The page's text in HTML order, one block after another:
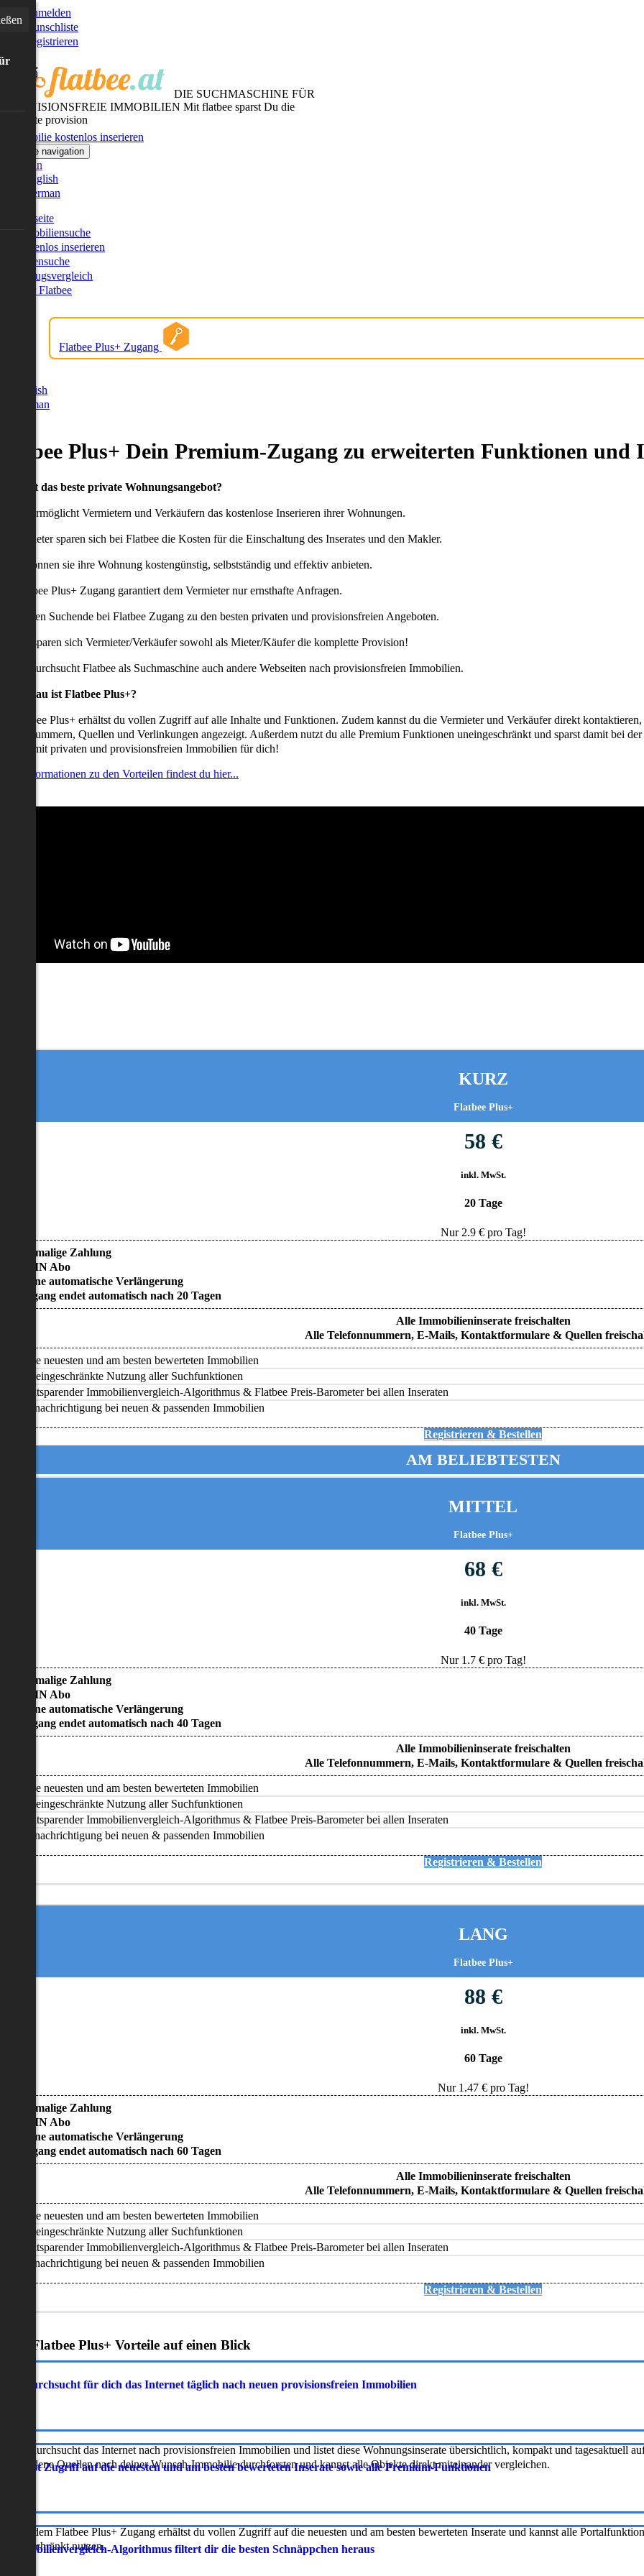
Anmelden
Wunschliste
Registrieren
DIE SUCHMASCHINE FÜR
PROVISIONSFREIE IMMOBILIEN Mit flatbee sparst Du die
gesamte provision
Immobilie kostenlos inserieren
Toggle navigation
German
English
German
Startseite
Immobiliensuche
Kostenlos inserieren
Kartensuche
Umzugsvergleich
Über Flatbee
Flatbee Plus+ Zugang
English
German
Plus+ Dein Premium-Zugang zu erweiterten Funktionen und
willst das beste private Wohnungsangebot?
ermöglicht Vermietern und Verkäufern das kostenlose Inserieren ihrer Wohnungen.
Anbieter sparen sich bei Flatbee die Kosten für die Einschaltung des Inserates und den Makler.
können sie ihre Wohnung kostengünstig, selbstständig und effektiv anbieten.
Flatbee Plus+ Zugang garantiert dem Vermieter nur ernsthafte Anfragen.
erhalten Suchende bei Flatbee Zugang zu den besten privaten und provisionsfreien Angeboten.
uns sparen sich Vermieter/Verkäufer sowohl als Mieter/Käufer die komplette Provision!
durchsucht Flatbee als Suchmaschine auch andere Webseiten nach provisionsfreien Immobilien.
genau ist Flatbee Plus+?
Flatbee Plus+ erhältst du vollen Zugriff auf alle Inhalte und Funktionen. Zudem kannst du die Vermieter und Verkäufer direkt
Quellen und Verlinkungen angezeigt. Außerdem nutzt du alle Premium Funktionen uneingeschränkt und sparst damit bei
mit privaten und provisionsfreien Immobilien für dich!
Informationen zu den Vorteilen findest du hier...
KURZ
Flatbee Plus+
58 €
inkl. MwSt.
20 Tage
Nur 2.9€ pro Tag!
• Einmalige Zahlung
• KEIN Abo
• Keine automatische Verlängerung
• Zugang endet automatisch nach 20 Tagen
Alle Immobilieninserate freischalten
Alle Telefonnummern, E-Mails, Kontaktformulare & Quellen
Alle neuesten und am besten bewerteten Immobilien
Uneingeschränkte Nutzung aller Suchfunktionen
Zeitsparender Immobilienvergleich-Algorithmus & Flatbee Preis-Barometer bei allen Inseraten
Benachrichtigung bei neuen & passenden Immobilien
Registrieren & Bestellen
AM BELIEBTESTEN
MITTEL
Flatbee Plus+
68 €
inkl. MwSt.
40 Tage
Nur 1.7€ pro Tag!
• Einmalige Zahlung
• KEIN Abo
• Keine automatische Verlängerung
• Zugang endet automatisch nach 40 Tagen
Alle Immobilieninserate freischalten
Alle Telefonnummern, E-Mails, Kontaktformulare & Quellen
Alle neuesten und am besten bewerteten Immobilien
Uneingeschränkte Nutzung aller Suchfunktionen
Zeitsparender Immobilienvergleich-Algorithmus & Flatbee Preis-Barometer bei allen Inseraten
Benachrichtigung bei neuen & passenden Immobilien
Registrieren & Bestellen
LANG
Flatbee Plus+
88 €
inkl. MwSt.
60 Tage
Nur 1.47€ pro Tag!
• Einmalige Zahlung
• KEIN Abo
• Keine automatische Verlängerung
• Zugang endet automatisch nach 60 Tagen
Alle Immobilieninserate freischalten
Alle Telefonnummern, E-Mails, Kontaktformulare & Quellen
Alle neuesten und am besten bewerteten Immobilien
Uneingeschränkte Nutzung aller Suchfunktionen
Zeitsparender Immobilienvergleich-Algorithmus & Flatbee Preis-Barometer bei allen Inseraten
Benachrichtigung bei neuen & passenden Immobilien
Registrieren & Bestellen
Flatbee Plus+ Vorteile auf einen Blick
durchsucht für dich das Internet täglich nach neuen provisionsfreien Immobilien
durchsucht das Internet nach provisionsfreien Immobilien und listet diese Wohnungsinserate übersichtlich, kompakt und tagesaktuell
Quellen nach deiner Wunsch-Immobilie durchforsten und kannst alle Objekte direkt miteinander vergleichen.
erhältst Zugriff auf die neuesten und am besten bewerteten Inserate sowie alle Premium-Funktionen
mit dem Flatbee Plus+ Zugang erhältst du vollen Zugriff auf die neuesten und am besten bewerteten Inserate und kannst alle
nutzen.
Immobilienvergleich-Algorithmus filtert dir die besten Schnäppchen heraus